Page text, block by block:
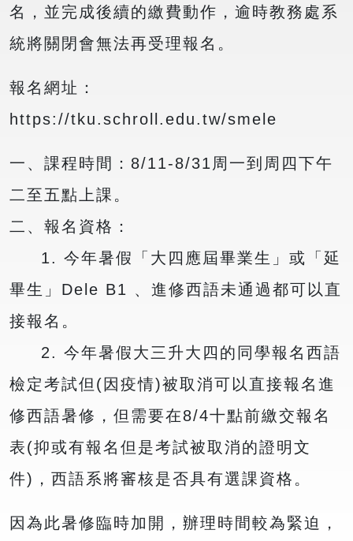
名，並完成後續的繳費動作，逾時教務處系
統將關閉會無法再受理報名。
報名網址：
https://tku.schroll.edu.tw/smele
一、課程時間：8/11-8/31周一到周四下午
二至五點上課。
二、報名資格：
1. 今年暑假「大四應屆畢業生」或「延
畢生」Dele B1 、進修西語未通過都可以直
接報名。
2. 今年暑假大三升大四的同學報名西語
檢定考試但(因疫情)被取消可以直接報名進
修西語暑修，但需要在8/4十點前繳交報名
表(抑或有報名但是考試被取消的證明文
件)，西語系將審核是否具有選課資格。
因為此暑修臨時加開，辦理時間較為緊迫，